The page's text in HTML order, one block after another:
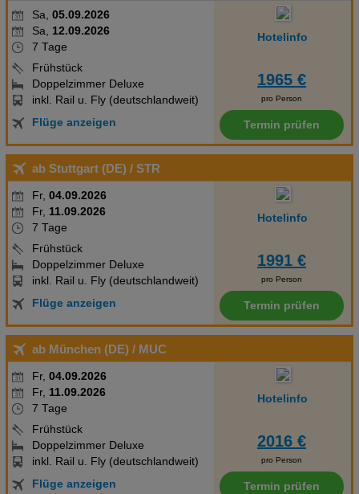
Sa, 05.09.2026
Sa, 12.09.2026
7 Tage
Frühstück
Doppelzimmer Deluxe
inkl. Rail u. Fly (deutschlandweit)
Flüge anzeigen
Hotelinfo
1965 €
pro Person
Termin prüfen
ab Stuttgart (DE) / STR
Fr, 04.09.2026
Fr, 11.09.2026
7 Tage
Frühstück
Doppelzimmer Deluxe
inkl. Rail u. Fly (deutschlandweit)
Flüge anzeigen
Hotelinfo
1991 €
pro Person
Termin prüfen
ab München (DE) / MUC
Fr, 04.09.2026
Fr, 11.09.2026
7 Tage
Frühstück
Doppelzimmer Deluxe
inkl. Rail u. Fly (deutschlandweit)
Flüge anzeigen
Hotelinfo
2016 €
pro Person
Termin prüfen